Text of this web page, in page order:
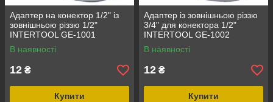
Адаптер на конектор 1/2" із
зовнішньою різзю 1/2"
INTERTOOL GE-1001
В наявності
12 ₴
Купити
Адаптер із зовнішньою різзю
3/4" для конектора 1/2"
INTERTOOL GE-1002
В наявності
12 ₴
Купити